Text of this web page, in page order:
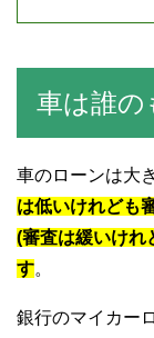
車は誰の
車のローンは大
は低いけれども
(審査は緩いけれ
す。
銀行のマイカー